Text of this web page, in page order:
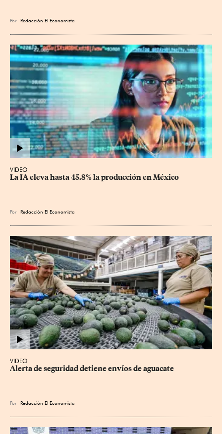
Por Redacción El Economista
VIDEO
La IA eleva hasta 45.8% la producción en México
Por Redacción El Economista
VIDEO
Alerta de seguridad detiene envíos de aguacate
Por Redacción El Economista